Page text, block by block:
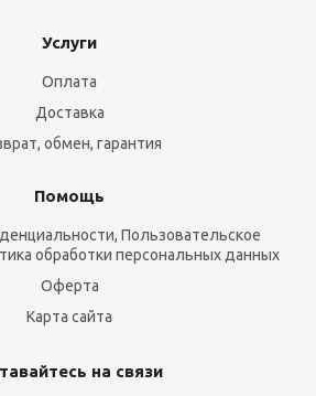
Услуги
Оплата
Доставка
обмен, гарантия
Помощь
Пользовательское
обработки персональных данных
Оферта
Карта сайта
на связи